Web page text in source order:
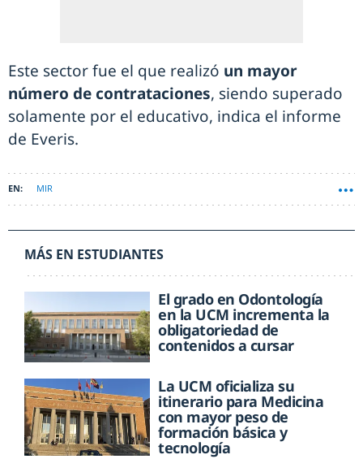
Este sector fue el que realizó un mayor
número de contrataciones, siendo superado
solamente por el educativo, indica el informe
de Everis.
MIR
MÁS EN ESTUDIANTES
El grado en Odontología
en la UCM incrementa la
obligatoriedad de
contenidos a cursar
La UCM oficializa su
itinerario para Medicina
con mayor peso de
formación básica y
tecnología